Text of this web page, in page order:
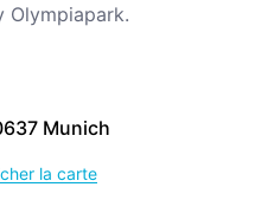
Munich
la carte
Olympiapark.